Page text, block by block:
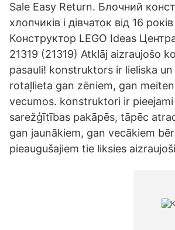
Sale Easy Return. Блочний
хлопчиків і дівчаток від 16
Конструктор LEGO Ideas
21319 (21319) Atklāj aizraujošo
pasauli! konstruktors ir lieliska
rotaļlieta gan zēniem, gan
vecumos. konstruktori ir
sarežģītības pakāpēs, tāpēc
gan jaunākiem, gan vecākiem
pieaugušajiem tie liksies